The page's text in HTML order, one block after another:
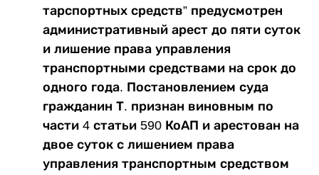
тарспортных средств” предусмотрен
административный арест до пяти суток
и лишение права управления
транспортными средствами на срок до
одного года. Постановлением суда
гражданин Т. признан виновным по
части 4 статьи 590 КоАП и арестован на
двое суток с лишением права
управления транспортным средством